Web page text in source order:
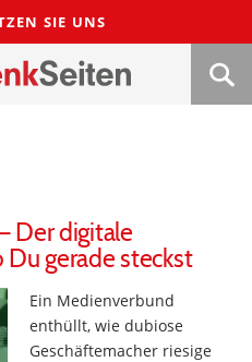
SIE UNS
Der digitale
gerade steckst
Ein Medienverbund
enthüllt, wie dubiose
Geschäftemacher riesige